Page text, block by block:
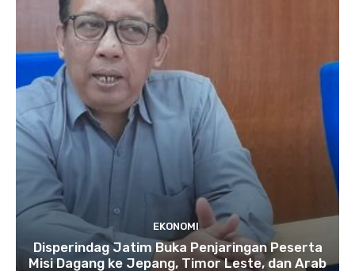
EKONOMI
Disperindag Jatim Buka Penjaringan Peserta
Misi Dagang ke Jepang, Timor Leste, dan Arab